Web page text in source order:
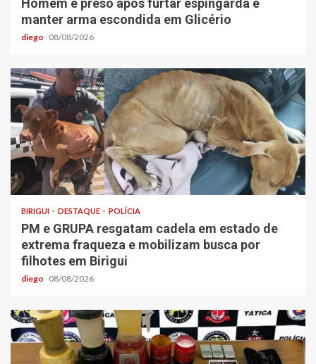
manter arma escondida em Glicério
diego 08/08/2026
BIRIGUI DESTAQUE POLÍCIA
PM e GRUPA resgatam cadela em estado de
extrema fraqueza e mobilizam busca por
filhotes em Birigui
diego 08/08/2026